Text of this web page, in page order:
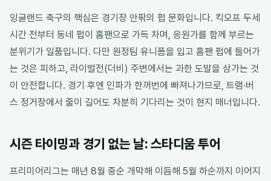
잉글랜드 축구의 핵심은 경기장 안팎의 펍 문화입니다. 킥오프 두세
시간 전부터 동네 펍이 홈팬으로 가득 차며, 응원가를 함께 부르는
분위기가 일품입니다. 다만 원정팀 유니폼을 입고 홈팬 펍에 들어가
는 것은 피하고, 라이벌전(더비) 주변에서는 과한 도발을 삼가는 것
이 안전합니다. 경기 후엔 인파가 한꺼번에 빠져나가므로, 트램·버
스 정거장에서 줄이 길어도 차분히 기다리는 것이 현지 매너입니다.
시즌 타이밍과 경기 없는 날: 스타디움 투어
프리미어리그는 매년 8월 중순 개막해 이듬해 5월 하순까지 이어지